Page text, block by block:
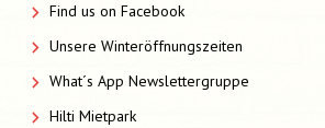
Find us on Facebook
Unsere Winteröffnungszeiten
What´s App Newslettergruppe
Hilti Mietpark